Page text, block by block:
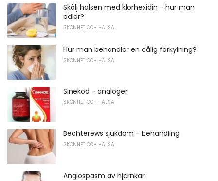
Skölj halsen med klorhexidin - hur man
odlar?
SKÖNHET OCH HÄLSA
Hur man behandlar en dålig förkylning?
SKÖNHET OCH HÄLSA
Sinekod - analoger
SKÖNHET OCH HÄLSA
Bechterews sjukdom - behandling
SKÖNHET OCH HÄLSA
Angiospasm av hjärnkärl